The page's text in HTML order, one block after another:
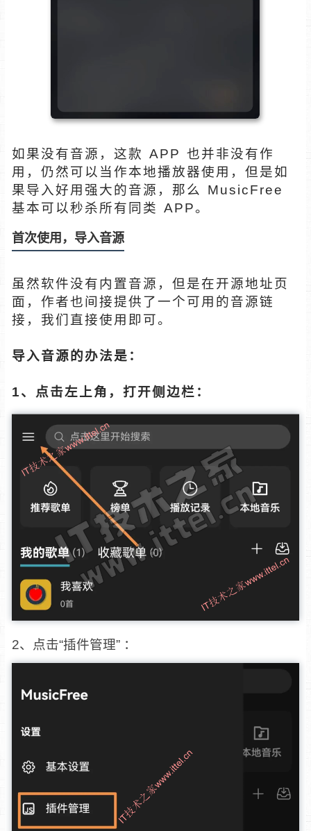
如果没有音源，这款 APP 也并非没有作
用，仍然可以当作本地播放器使用，但是如
果导入好用强大的音源，那么 MusicFree
基本可以秒杀所有同类 APP。
首次使用，导入音源
虽然软件没有内置音源，但是在开源地址页
面，作者也间接提供了一个可用的音源链
接，我们直接使用即可。
导入音源的办法是：
1、点击左上角，打开侧边栏：
2、点击“插件管理” ：